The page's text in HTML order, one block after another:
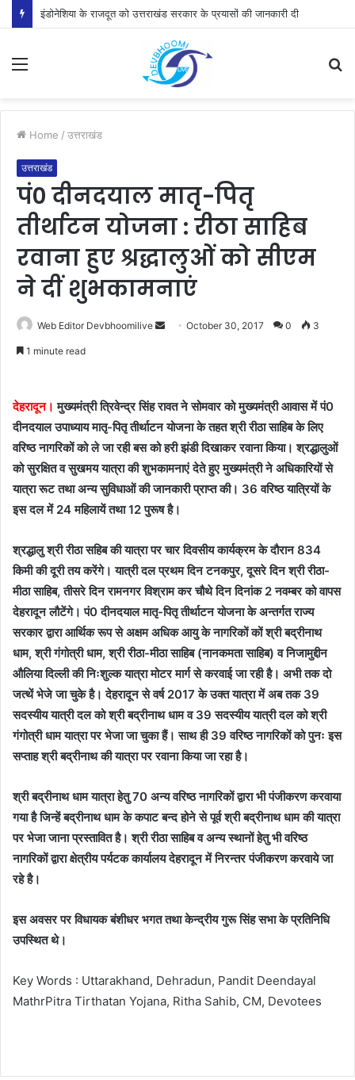
इंडोनेशिया के राजदूत को उत्तराखंड सरकार के प्रयासों की जानकारी दी
Menu
Home / उत्तराखंड
उत्तराखंड
पं0 दीनदयाल मातृ-पितृ
तीर्थाटन योजना : रीठा साहिब
रवाना हुए श्रद्धालुओं को सीएम
ने दीं शुभकामनाएं
Web Editor Devbhoomilive
SendOctober 30, 2017 0 3
1 minute read
देहरादून। मुख्यमंत्री त्रिवेन्द्र सिंह रावत ने सोमवार को मुख्यमंत्री आवास में पं0
दीनदयाल उपाध्याय मातृ-पितृ तीर्थाटन योजना के तहत श्री रीठा साहिब के लिए
वरिष्ठ नागरिकों को ले जा रही बस को हरी झंडी दिखाकर रवाना किया। श्रद्धालुओं
को सुरक्षित व सुखमय यात्रा की शुभकामनाएं देते हुए मुख्यमंत्री ने अधिकारियों से
यात्रा रूट तथा अन्य सुविधाओं की जानकारी प्राप्त की। 36 वरिष्ठ यात्रियों के
इस दल में 24 महिलायें तथा 12 पुरूष है।
श्रद्धालु श्री रीठा सहिब की यात्रा पर चार दिवसीय कार्यक्रम के दौरान 834
किमी की दूरी तय करेंगे। यात्री दल प्रथम दिन टनकपुर, दूसरे दिन श्री रीठा-
मीठा साहिब, तीसरे दिन रामनगर विश्राम कर चौथे दिन दिनांक 2 नवम्बर को वापस
देहरादून लौटेंगे। पं0 दीनदयाल मातृ-पितृ तीर्थाटन योजना के अन्तर्गत राज्य
सरकार द्वारा आर्थिक रूप से अक्षम अधिक आयु के नागरिकों कों श्री बद्रीनाथ
धाम, श्री गंगोत्री धाम, श्री रीठा-मीठा साहिब (नानकमता साहिब) व निजामुद्दीन
औलिया दिल्ली की निःशुल्क यात्रा मोटर मार्ग से करवाई जा रही है। अभी तक दो
जत्थें भेजे जा चुके है। देहरादून से वर्ष 2017 के उक्त यात्रा में अब तक 39
सदस्यीय यात्री दल को श्री बद्रीनाथ धाम व 39 सदस्यीय यात्री दल को श्री
गंगोत्री धाम यात्रा पर भेजा जा चुका हैं। साथ ही 39 वरिष्ठ नागरिकों को पुनः इस
सप्ताह श्री बद्रीनाथ की यात्रा पर रवाना किया जा रहा है।
श्री बद्रीनाथ धाम यात्रा हेतु 70 अन्य वरिष्ठ नागरिकों द्वारा भी पंजीकरण करवाया
गया है जिन्हें बद्रीनाथ धाम के कपाट बन्द होने से पूर्व श्री बद्रीनाथ धाम की यात्रा
पर भेजा जाना प्रस्तावित है। श्री रीठा साहिब व अन्य स्थानों हेतु भी वरिष्ठ
नागरिकों द्वारा क्षेत्रीय पर्यटक कार्यालय देहरादून में निरन्तर पंजीकरण करवाये जा
रहे है।
इस अवसर पर विधायक बंशीधर भगत तथा केन्द्रीय गुरू सिंह सभा के प्रतिनिधि
उपस्थित थे।
Key Words : Uttarakhand, Dehradun, Pandit Deendayal
MathrPitra Tirthatan Yojana, Ritha Sahib, CM, Devotees